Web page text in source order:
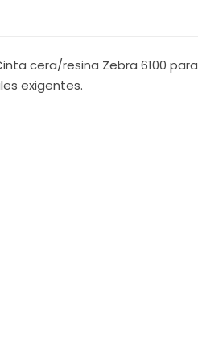
cera/resina Zebra 6100
exigentes.